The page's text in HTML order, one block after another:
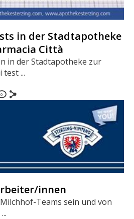
in der Stadtapotheke -
Città
in der Stadtapotheke zur
...
0
innen
Teams sein und von